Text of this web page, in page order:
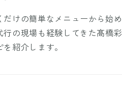
けの簡単なメニューから始
の現場も経験してきた髙橋
紹介します。